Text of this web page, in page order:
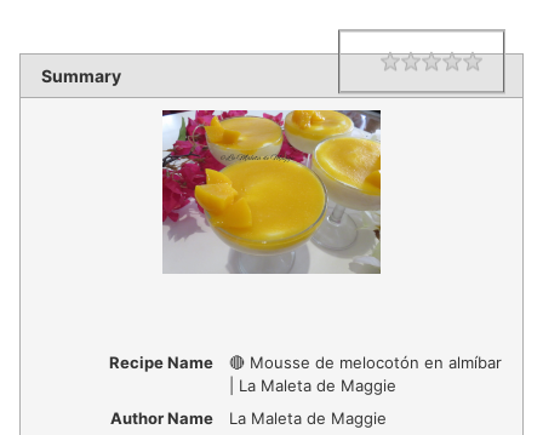
Summary Rating
Recipe Name
🔴 Mousse de melocotón en almíbar
| La Maleta de Maggie
Author Name
La Maleta de Maggie